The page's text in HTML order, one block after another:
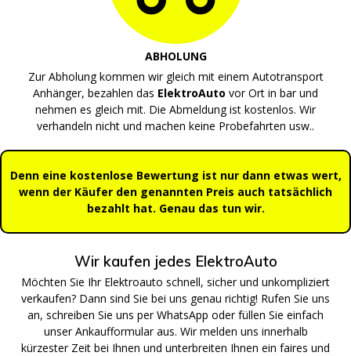
ABHOLUNG
Zur Abholung kommen wir gleich mit einem Autotransport
Anhänger, bezahlen das ElektroAuto vor Ort in bar und
nehmen es gleich mit. Die Abmeldung ist kostenlos. Wir
verhandeln nicht und machen keine Probefahrten usw..
Denn eine kostenlose Bewertung ist nur dann etwas wert,
wenn der Käufer den genannten Preis auch tatsächlich
bezahlt hat. Genau das tun wir.
Wir kaufen jedes ElektroAuto
Möchten Sie Ihr Elektroauto schnell, sicher und unkompliziert
verkaufen? Dann sind Sie bei uns genau richtig! Rufen Sie uns
an, schreiben Sie uns per WhatsApp oder füllen Sie einfach
unser Ankaufformular aus. Wir melden uns innerhalb
kürzester Zeit bei Ihnen und unterbreiten Ihnen ein faires und